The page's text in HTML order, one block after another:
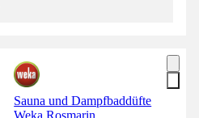
Sauna und Dampfbaddüfte
Weka Rosmarin